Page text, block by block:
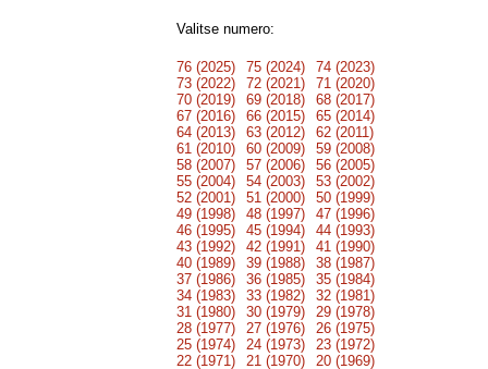
Valitse numero:
76 (2025) 75 (2024)
74 (2023)
73 (2022)
72 (2021)
71 (2020)
70 (2019)
69 (2018)
68 (2017)
67 (2016)
66 (2015)
65 (2014)
64 (2013)
63 (2012)
62 (2011)
61 (2010)
60 (2009)
59 (2008)
58 (2007)
57 (2006)
56 (2005)
55 (2004)
54 (2003)
53 (2002)
52 (2001)
51 (2000)
50 (1999)
49 (1998)
48 (1997)
47 (1996)
46 (1995)
45 (1994)
44 (1993)
43 (1992)
42 (1991)
41 (1990)
40 (1989)
39 (1988)
38 (1987)
37 (1986)
36 (1985)
35 (1984)
34 (1983)
33 (1982)
32 (1981)
31 (1980)
30 (1979)
29 (1978)
28 (1977)
27 (1976)
26 (1975)
25 (1974)
24 (1973)
23 (1972)
22 (1971)
21 (1970)
20 (1969)